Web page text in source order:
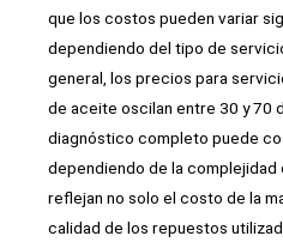
que los costos pueden variar
dependiendo del tipo de
general, los precios para
de aceite oscilan entre 30 y 70
diagnóstico completo puede
dependiendo de la
reflejan no solo el costo de la
calidad de los repuestos